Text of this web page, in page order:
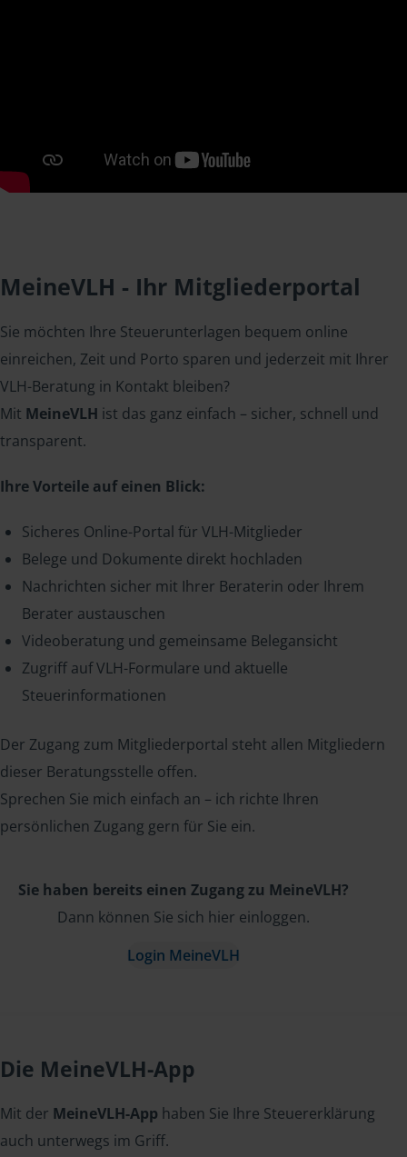
MeineVLH - Ihr Mitgliederportal
Sie möchten Ihre Steuerunterlagen bequem online
einreichen, Zeit und Porto sparen und jederzeit mit Ihrer
VLH-Beratung in Kontakt bleiben?
Mit MeineVLH ist das ganz einfach – sicher, schnell und
transparent.
Ihre Vorteile auf einen Blick:
Sicheres Online-Portal für VLH-Mitglieder
Belege und Dokumente direkt hochladen
Nachrichten sicher mit Ihrer Beraterin oder Ihrem
Berater austauschen
Videoberatung und gemeinsame Belegansicht
Zugriff auf VLH-Formulare und aktuelle
Steuerinformationen
Der Zugang zum Mitgliederportal steht allen Mitgliedern
dieser Beratungsstelle offen.
Sprechen Sie mich einfach an – ich richte Ihren
persönlichen Zugang gern für Sie ein.
Sie haben bereits einen Zugang zu MeineVLH?
Dann können Sie sich hier einloggen.
Login MeineVLH
Die MeineVLH-App
Mit der MeineVLH-App haben Sie Ihre Steuererklärung
auch unterwegs im Griff.